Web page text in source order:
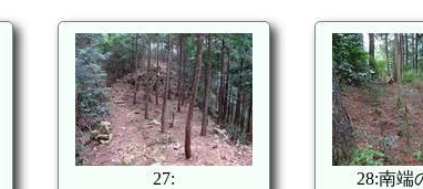
27: 28:南端